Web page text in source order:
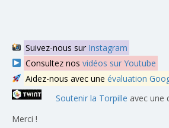
Suivez-nous sur Instagram
Consultez nos vidéos sur Youtube
Aidez-nous avec une évaluation
Soutenir la Torpille avec une
Merci !